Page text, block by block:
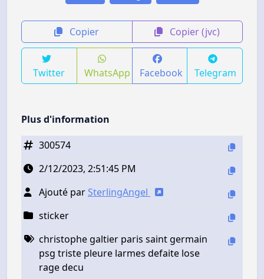
Copier Copier (jvc)
Twitter WhatsApp Facebook Telegram
Plus d'information
300574
2/12/2023, 2:51:45 PM
Ajouté par SterlingAngel
sticker
christophe galtier paris saint germain
psg triste pleure larmes defaite lose
rage decu